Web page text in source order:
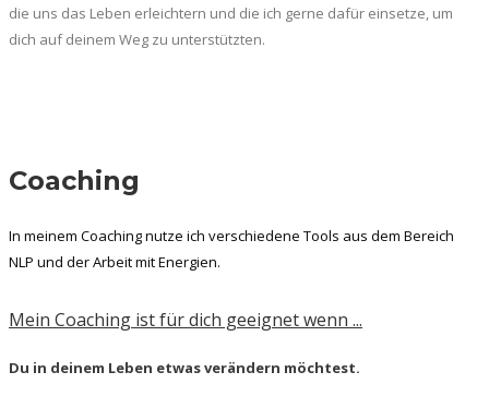
die uns das Leben erleichtern und die ich gerne dafür einsetze, um
dich auf deinem Weg zu unterstützten.
Coaching
In meinem Coaching nutze ich verschiedene Tools aus dem Bereich
NLP und der Arbeit mit Energien.
Mein Coaching ist für dich geeignet wenn ...
Du in deinem Leben etwas verändern möchtest.